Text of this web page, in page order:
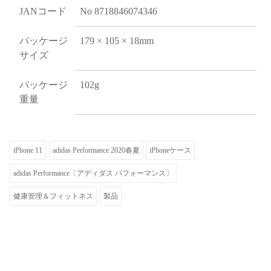
JANコード No 8718846074346
パッケージ
サイズ
179 × 105 × 18mm
パッケージ
重量
102g
iPhone 11 adidas Performance 2020春夏 iPhoneケース
adidas Performance〔アディダス パフォーマンス〕
健康管理＆フィットネス 製品